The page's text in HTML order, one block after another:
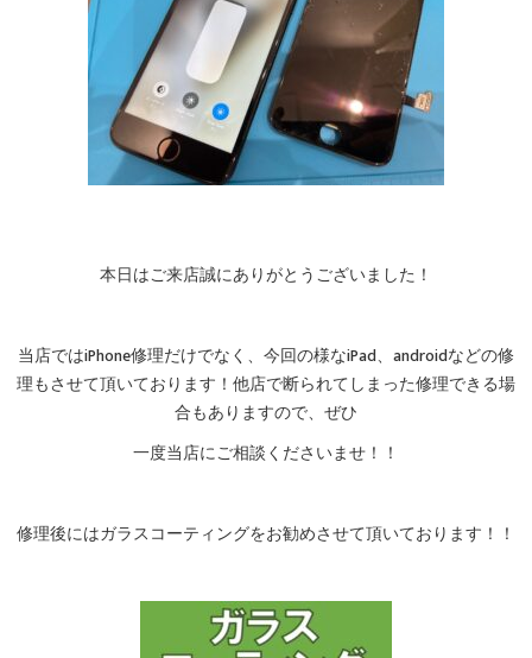
本日はご来店誠にありがとうございました！
当店ではiPhone修理だけでなく、今回の様なiPad、androidなどの修
理もさせて頂いております！他店で断られてしまった修理できる場
合もありますので、ぜひ
一度当店にご相談くださいませ！！
修理後にはガラスコーティングをお勧めさせて頂いております！！